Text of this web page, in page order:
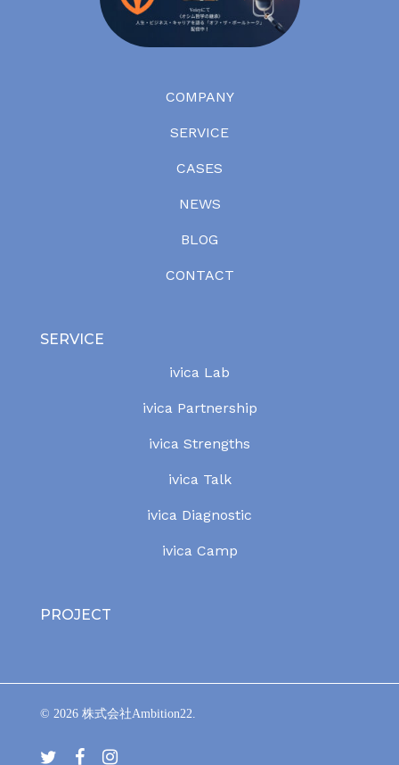
COMPANY
SERVICE
CASES
NEWS
BLOG
CONTACT
SERVICE
ivica Lab
ivica Partnership
ivica Strengths
ivica Talk
ivica Diagnostic
ivica Camp
PROJECT
© 2026 株式会社Ambition22.
t f i